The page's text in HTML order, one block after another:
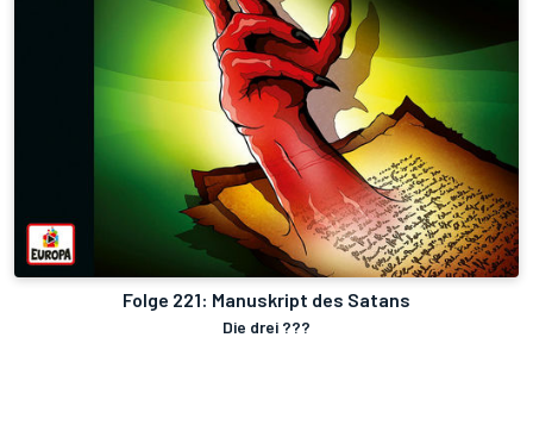
Folge 221: Manuskript des Satans
Die drei ???